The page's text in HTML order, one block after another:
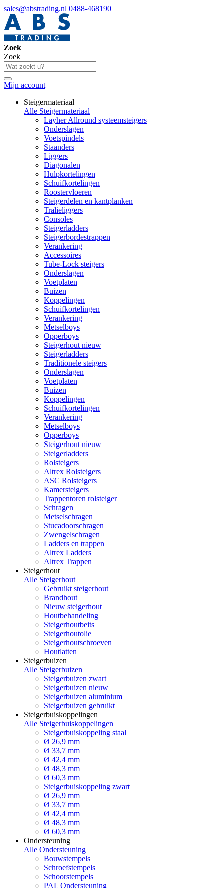
sales@abstrading.nl 0488-468190
Zoek
Zoek
Mijn account
Steigermateriaal
Alle Steigermateriaal
Layher Allround systeemsteigers
Onderslagen
Voetspindels
Staanders
Liggers
Diagonalen
Hulpkortelingen
Schuifkortelingen
Roostervloeren
Steigerdelen en kantplanken
Tralieliggers
Consoles
Steigerladders
Steigerbordestrappen
Verankering
Accessoires
Tube-Lock steigers
Onderslagen
Voetplaten
Buizen
Koppelingen
Schuifkortelingen
Verankering
Metselboys
Opperboys
Steigerhout nieuw
Steigerladders
Traditionele steigers
Onderslagen
Voetplaten
Buizen
Koppelingen
Schuifkortelingen
Verankering
Metselboys
Opperboys
Steigerhout nieuw
Steigerladders
Rolsteigers
Altrex Rolsteigers
ASC Rolsteigers
Kamersteigers
Trappentoren rolsteiger
Schragen
Metselschragen
Stucadoorschragen
Zwengelschragen
Ladders en trappen
Altrex Ladders
Altrex Trappen
Steigerhout
Alle Steigerhout
Gebruikt steigerhout
Brandhout
Nieuw steigerhout
Houtbehandeling
Steigerhoutbeits
Steigerhoutolie
Steigerhoutschroeven
Houtlatten
Steigerbuizen
Alle Steigerbuizen
Steigerbuizen zwart
Steigerbuizen nieuw
Steigerbuizen aluminium
Steigerbuizen gebruikt
Steigerbuiskoppelingen
Alle Steigerbuiskoppelingen
Steigerbuiskoppeling staal
Ø 26,9 mm
Ø 33,7 mm
Ø 42,4 mm
Ø 48,3 mm
Ø 60,3 mm
Steigerbuiskoppeling zwart
Ø 26,9 mm
Ø 33,7 mm
Ø 42,4 mm
Ø 48,3 mm
Ø 60,3 mm
Ondersteuning
Alle Ondersteuning
Bouwstempels
Schroefstempels
Schoorstempels
PAL Ondersteuning